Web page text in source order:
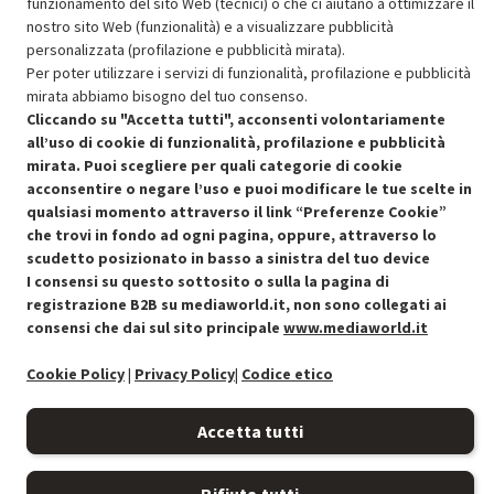
SCONTO RICONDIZIONATI
Approfitta dello sconto del 30% sul prodotto ricondizionato.
Condizioni generali di vendita
Cookie Policy
Preferenze cookie
Accessibilità
Recedere dal contratto qui
nostro sito Web (funzionalità) e a visualizzare pubblicità
personalizzata (profilazione e pubblicità mirata).
Per poter utilizzare i servizi di funzionalità, profilazione e pubblicità
mirata abbiamo bisogno del tuo consenso.
Cliccando su "Accetta tutti", acconsenti volontariamente
all’uso di cookie di funzionalità, profilazione e pubblicità
mirata. Puoi scegliere per quali categorie di cookie
acconsentire o negare l’uso e puoi modificare le tue scelte in
qualsiasi momento attraverso il link “Preferenze Cookie”
che trovi in fondo ad ogni pagina, oppure, attraverso lo
scudetto posizionato in basso a sinistra del tuo device
I consensi su questo sottosito o sulla la pagina di
registrazione B2B su mediaworld.it, non sono collegati ai
consensi che dai sul sito principale www.mediaworld.it
Cookie Policy| Privacy Policy| Codice etico
Accetta tutti